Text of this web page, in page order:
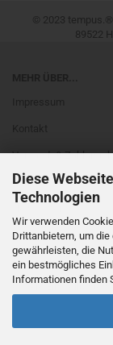
Diese
Technologien
Wir verwenden
Drittanbietern, um
gewährleisten, die
ein bestmögliches
Informationen finden
© 2023
89522
Versand- &
Widerrufsrecht &
AGB
Privatsphäre und
Cookie Einstellungen